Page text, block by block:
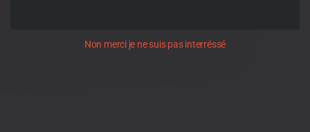
Non merci je ne suis pas interréssé